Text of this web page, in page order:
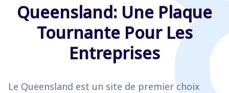
Queensland: Une Plaque
Tournante Pour Les
Entreprises
Le Queensland est un site de premier choix